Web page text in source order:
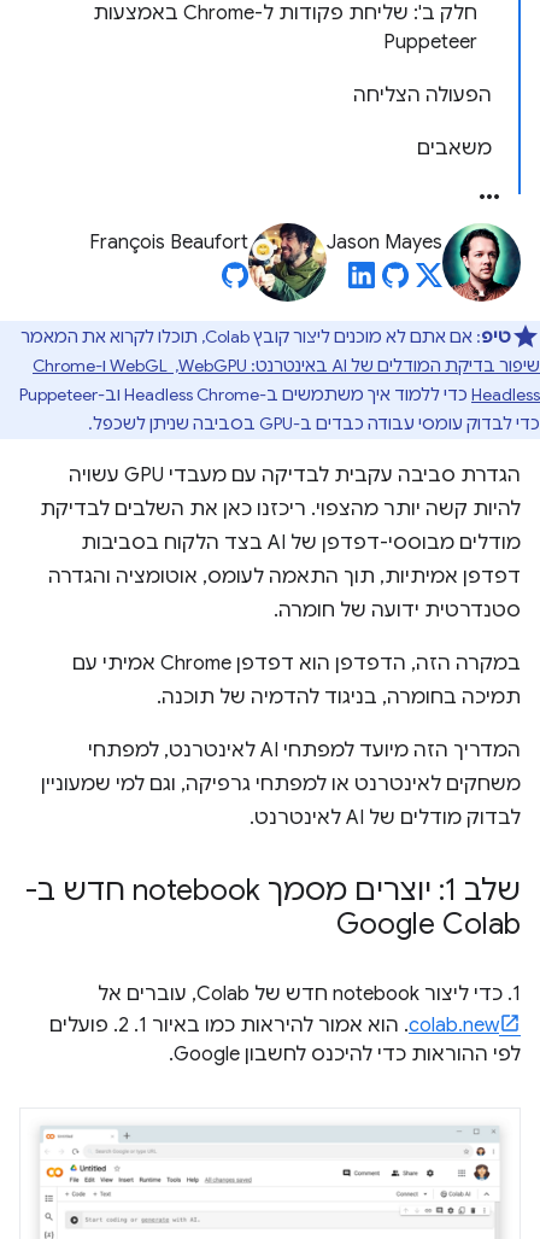
חלק ב': שליחת פקודות ל-Chrome באמצעות
Puppeteer
הפעולה הצליחה
משאבים
Jason Mayes
François Beaufort
טיפ: אם אתם לא מוכנים ליצור קובץ Colab, תוכלו לקרוא את המאמר
שיפור בדיקת המודלים של AI באינטרנט: WebGPU, ‏ WebGL ו-Chrome
Headless
כדי ללמוד איך משתמשים ב-Headless Chrome וב-Puppeteer
כדי לבדוק עומסי עבודה כבדים ב-GPU בסביבה שניתן לשכפל.
הגדרת סביבה עקבית לבדיקה עם מעבדי GPU עשויה
להיות קשה יותר מהצפוי. ריכזנו כאן את השלבים לבדיקת
מודלים מבוססי-דפדפן של AI בצד הלקוח בסביבות
דפדפן אמיתיות, תוך התאמה לעומס, אוטומציה והגדרה
סטנדרטית ידועה של חומרה.
במקרה הזה, הדפדפן הוא דפדפן Chrome אמיתי עם
תמיכה בחומרה, בניגוד להדמיה של תוכנה.
המדריך הזה מיועד למפתחי AI לאינטרנט, למפתחי
משחקים לאינטרנט או למפתחי גרפיקה, וגם למי שמעוניין
לבדוק מודלים של AI לאינטרנט.
שלב 1: יוצרים מסמך notebook חדש ב-
Google Colab
1. כדי ליצור notebook חדש של Colab, עוברים אל
colab.new
. הוא אמור להיראות כמו באיור 1. 2. פועלים
לפי ההוראות כדי להיכנס לחשבון Google.